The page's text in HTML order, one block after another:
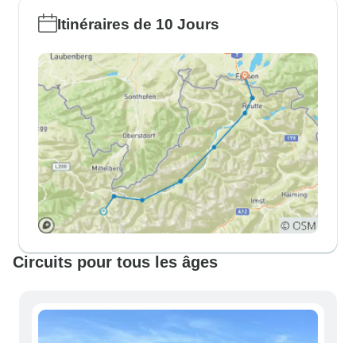
Itinéraires de 10 Jours
Circuits pour tous les âges